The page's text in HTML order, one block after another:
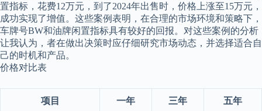
置指标，花费12万元，到了2024年出售时，价格上涨至15万元，
成功实现了增值。这些案例表明，在合理的市场环境和策略下，
车牌号BW和油牌闲置指标具有较好的回报。对这些案例的分析
让我认为，者在做出决策时应仔细研究市场动态，并选择适合自
己的时机和产品。
价格对比表
项目 一年 三年 五年